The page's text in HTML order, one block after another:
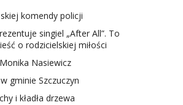
komendy policji
singiel „After All”. To
o rodzicielskiej miłości
Nasiewicz
gminie Szczuczyn
i kładła drzewa